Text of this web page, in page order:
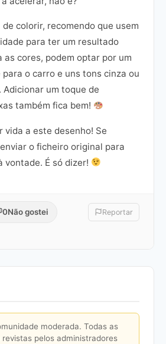
colorir, recomendo que usem
para ter um resultado
as cores, podem optar por um
o carro e uns tons cinza ou
um toque de
também fica bem!
vida a este desenho! Se
o ficheiro original para
vontade. É só dizer!
0Não gostei Reportar
moderada. Todas as
revistas pelos administradores